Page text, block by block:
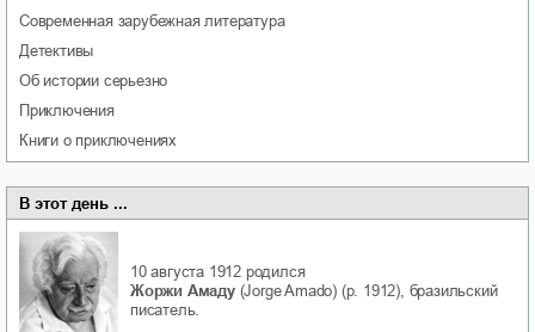
современная зарубежная литература
детективы
об истории серьезно
приключения
книги о приключениях
В этот день ...
10 августа 1912 родился
Жоржи Амаду(Jorge Amado) (р. 1912), бразильский
писатель.